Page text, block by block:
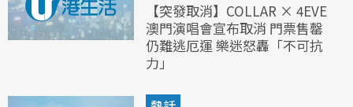
【突發取消】COLLAR × 4EVE
澳門演唱會宣布取消 門票售罄
仍難逃厄運 樂迷怒轟「不可抗
力」